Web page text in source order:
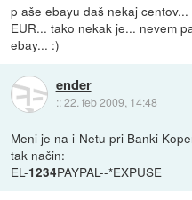
p aše ebayu daš nekaj
EUR... tako nekak je... nevem
ebay... :)
ender
::22. feb 2009, 14:48
Meni je na i-Netu pri Banki
tak način:
EL-1234PAYPAL--*EXPUSE